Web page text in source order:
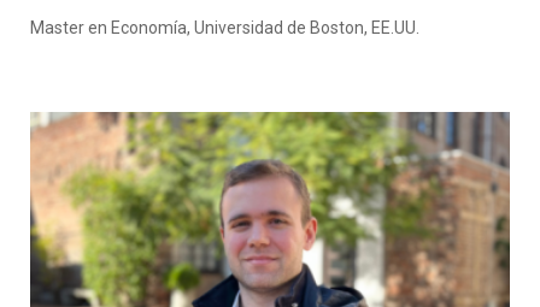
Master en Economía, Universidad de Boston, EE.UU.